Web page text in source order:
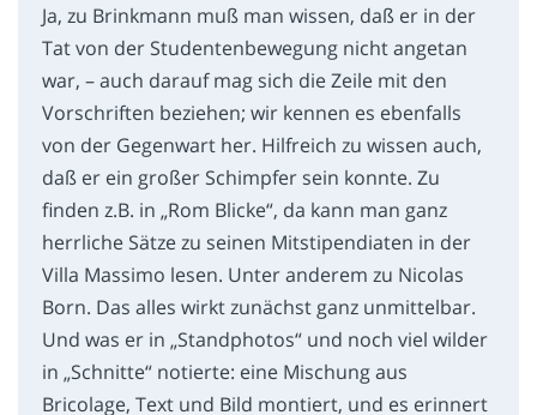
Ja, zu Brinkmann muß man wissen, daß er in der
Tat von der Studentenbewegung nicht angetan
war, – auch darauf mag sich die Zeile mit den
Vorschriften beziehen; wir kennen es ebenfalls
von der Gegenwart her. Hilfreich zu wissen auch,
daß er ein großer Schimpfer sein konnte. Zu
finden z.B. in „Rom Blicke“, da kann man ganz
herrliche Sätze zu seinen Mitstipendiaten in der
Villa Massimo lesen. Unter anderem zu Nicolas
Born. Das alles wirkt zunächst ganz unmittelbar.
Und was er in „Standphotos“ und noch viel wilder
in „Schnitte“ notierte: eine Mischung aus
Bricolage, Text und Bild montiert, und es erinnert